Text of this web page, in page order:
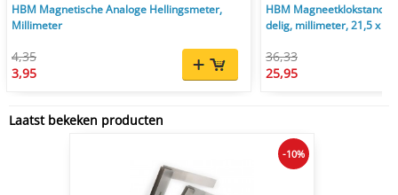
HBM Magnetische Analoge Hellingsmeter,
Millimeter
4,35
3,95
HBM
delig, millimeter, 21,5 x
36,33
25,95
Laatst bekeken producten
-10%